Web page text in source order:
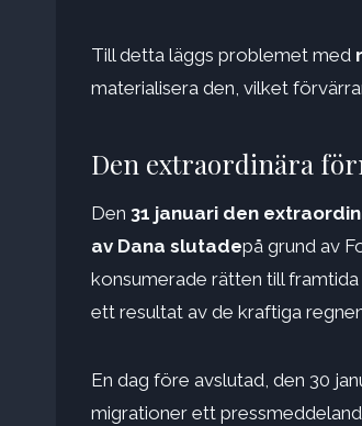
Till detta läggs problemet med
materialisera den, vilket
Den extraordinära
Den 31 januari den
av Dana slutadepå grund av
konsumerade rätten till
ett resultat av de kraftiga
En dag före avslutad, den 30
migrationer ett